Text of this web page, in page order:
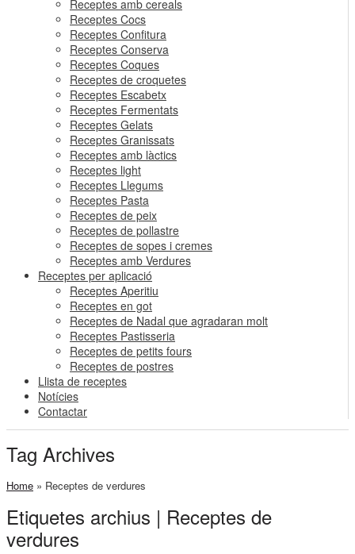
Receptes amb cereals
Receptes Cocs
Receptes Confitura
Receptes Conserva
Receptes Coques
Receptes de croquetes
Receptes Escabetx
Receptes Fermentats
Receptes Gelats
Receptes Granissats
Receptes amb làctics
Receptes light
Receptes Llegums
Receptes Pasta
Receptes de peix
Receptes de pollastre
Receptes de sopes i cremes
Receptes amb Verdures
Receptes per aplicació
Receptes Aperitiu
Receptes en got
Receptes de Nadal que agradaran molt
Receptes Pastisseria
Receptes de petits fours
Receptes de postres
Llista de receptes
Notícies
Contactar
Tag Archives
Home » Receptes de verdures
Etiquetes archius | Receptes de
verdures